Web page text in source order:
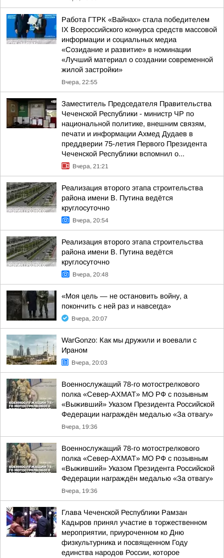
Работа ГТРК «Вайнах» стала победителем
IX Всероссийского конкурса средств массовой
информации и социальных медиа
«Созидание и развитие» в номинации
«Лучший материал о создании современной
жилой застройки»
Вчера, 22:55
Заместитель Председателя Правительства
Чеченской Республики - министр ЧР по
национальной политике, внешним связям,
печати и информации Ахмед Дудаев в
преддверии 75-летия Первого Президента
Чеченской Республики вспомнил о...
Вчера, 21:21
Реализация второго этапа строительства
района имени В. Путина ведётся
круглосуточно
Вчера, 20:54
Реализация второго этапа строительства
района имени В. Путина ведётся
круглосуточно
Вчера, 20:48
«Моя цель — не остановить войну, а
покончить с ней раз и навсегда»
Вчера, 20:07
WarGonzo: Как мы дружили и воевали с
Ираном
Вчера, 20:03
Военнослужащий 78-го мотострелкового
полка «Север-АХМАТ» МО РФ с позывным
«Выживший» Указом Президента Российской
Федерации награждён медалью «За отвагу»
Вчера, 19:36
Военнослужащий 78-го мотострелкового
полка «Север-АХМАТ» МО РФ с позывным
«Выживший» Указом Президента Российской
Федерации награждён медалью «За отвагу»
Вчера, 19:36
Глава Чеченской Республики Рамзан
Кадыров принял участие в торжественном
мероприятии, приуроченном ко Дню
физкультурника и посвященном Году
единства народов России, которое